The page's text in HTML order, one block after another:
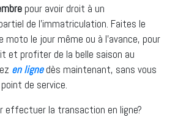
pour avoir droit à un
de l’immatriculation. Faites le
moto le jour même ou à l’avance, pour
et profiter de la belle saison au
en lignedès maintenant, sans vous
de service.
effectuer la transaction en ligne?